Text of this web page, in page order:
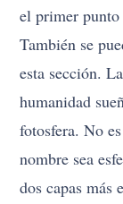
el primer punto
También se
esta sección.
humanidad
fotosfera. No
nombre sea
dos capas más